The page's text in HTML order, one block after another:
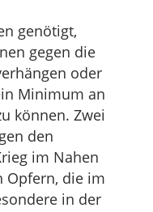
genötigt,
gegen die
oder
Minimum an
können. Zwei
den
im Nahen
Opfern, die im
in der